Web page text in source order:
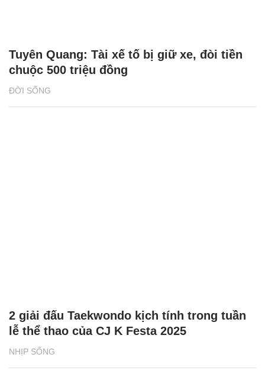
ĐỜI SỐNG
Tuyên Quang: Tài xế tố bị giữ xe, đòi tiền
chuộc 500 triệu đồng
NHỊP SỐNG
2 giải đấu Taekwondo kịch tính trong tuần
lễ thể thao của CJ K Festa 2025